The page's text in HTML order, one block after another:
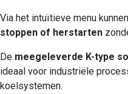
Via het intuïtieve menu
stoppen of herstarten
De meegeleverde K-type
ideaal voor industriële
koelsystemen.